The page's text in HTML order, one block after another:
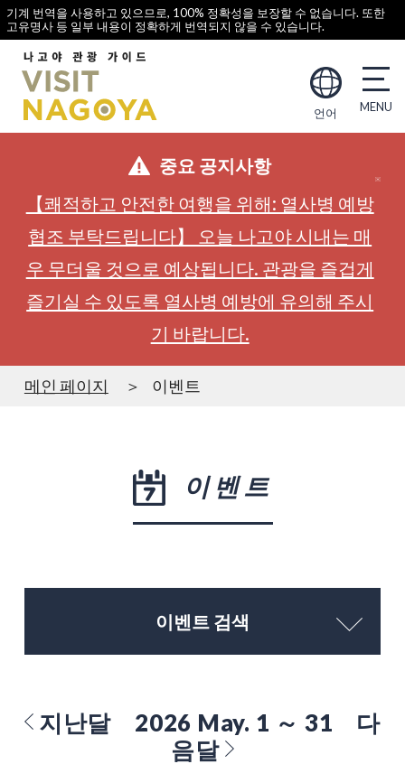
기계 번역을 사용하고 있으므로, 100% 정확성을 보장할 수 없습니다. 또한
고유명사 등 일부 내용이 정확하게 번역되지 않을 수 있습니다.
언어
중요 공지사항
【쾌적하고 안전한 여행을 위해: 열사병 예방
협조 부탁드립니다】 오늘 나고야 시내는 매
우 무더울 것으로 예상됩니다. 관광을 즐겁게
즐기실 수 있도록 열사병 예방에 유의해 주시
기 바랍니다.
메인 페이지 이벤트
이벤트
이벤트 검색
지난달 2026 May. 1 ～ 31
다
음달